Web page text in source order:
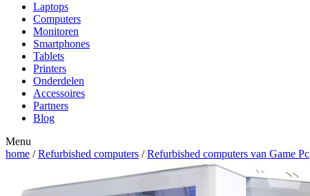
Laptops
Computers
Monitoren
Smartphones
Tablets
Printers
Onderdelen
Accessoires
Partners
Blog
Menu
home /Refurbished computers /Refurbished computers van Game Pc